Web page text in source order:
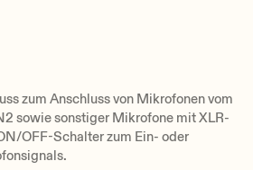
zum Anschluss von Mikrofonen vom
sowie sonstiger Mikrofone mit XLR-
OFF-Schalter zum Ein- oder